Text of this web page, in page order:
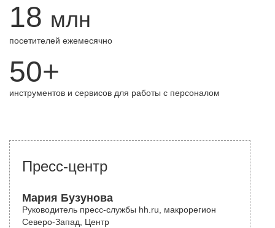
18 млн
посетителей ежемесячно
50+
инструментов и сервисов для работы с персоналом
Пресс-центр
Мария Бузунова
Руководитель пресс-службы hh.ru, макрорегион
Северо-Запад, Центр